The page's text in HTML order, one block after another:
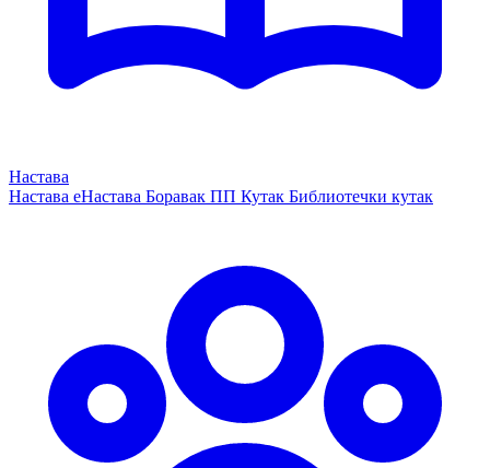
Настава
Настава еНастава Боравак ПП Кутак Библиотечки кутак